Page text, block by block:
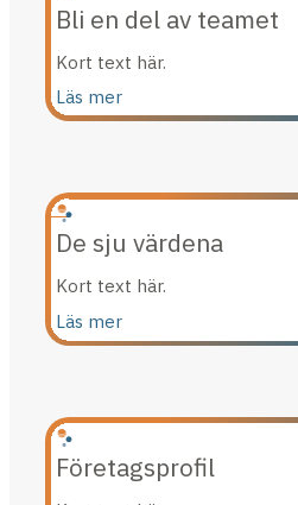
Bli en del av teamet
Kort text här.
Läs mer
De sju värdena
Kort text här.
Läs mer
Företagsprofil